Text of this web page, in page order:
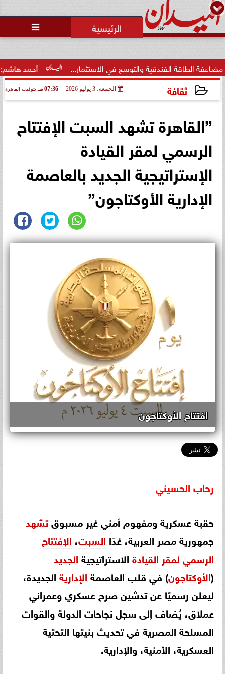

أحمد هاشم: الإعلام مُطالب بتطهير في الاستثمار...
ثقافة الجمعة، 3 يوليو 2026 07:36 مـ بتوقيت القاهرة
”القاهرة تشهد السبت الإفتتاح
الرسمي لمقر القيادة
الإستراتيجية الجديد بالعاصمة
الإدارية الأوكتاجون”
افتتاح الأوكتاجون
رحاب الحسيني
حقبة عسكرية ومفهوم أمني غير مسبوقتشهد
جمهورية مصر العربية، غدًا السبت، الإفتتاح
الرسمي لمقر القيادة الاستراتيجية الجديد
(الأوكتاجون) في قلب العاصمة الإدارية الجديدة،
ليعلن رسميًا عن تدشين صرح عسكري وعمراني
عملاق، يُضاف إلى سجل نجاحات الدولة والقوات
المسلحة المصرية في تحديث بنيتها التحتية
العسكرية، الأمنية، والإدارية.
أريزونا تمنح سهير بوخماس
الدكتوراه الفخرية للشرق الأوسط